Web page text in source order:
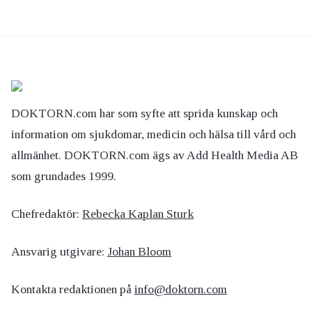
DOKTORN.com har som syfte att sprida kunskap och
information om sjukdomar, medicin och hälsa till vård och
allmänhet. DOKTORN.com ägs av Add Health Media AB
som grundades 1999.
Chefredaktör: Rebecka Kaplan Sturk
Ansvarig utgivare: Johan Bloom
Kontakta redaktionen på info@doktorn.com